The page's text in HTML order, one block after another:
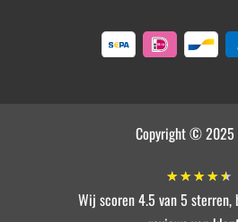
Copyright © 2025
★ ★ ★ ★ ★
Wij scoren 4.5 van 5 sterren,